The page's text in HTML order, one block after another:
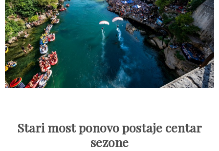
Stari most ponovo postaje centar
sezone